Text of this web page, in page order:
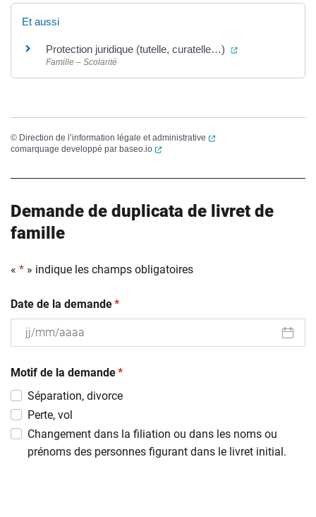
Et aussi
Protection juridique (tutelle, curatelle…) (ouverture dans
Famille – Scolarité
© Direction de l’information légale et administrative
(ouverture dans un
comarquage developpé par baseo.io (ouverture dans un nouvel onglet)
Demande de duplicata de livret de
famille
« * » indique les champs obligatoires
Date de la demande(obligatoire)
*
slash
MM
slash
AAAA
Motif de la demande(obligatoire)
*
Séparation, divorce
Perte, vol
Changement dans la filiation ou dans les noms ou
prénoms des personnes figurant dans le livret initial.